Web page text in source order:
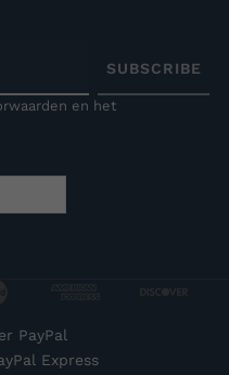
SUBSCRIBE
en het
PayPal
Express